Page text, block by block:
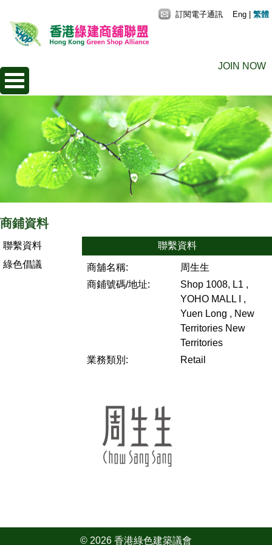
JOIN NOW
訂閱電子通訊 Eng 繁體
商鋪資料
聯繫資料
綠色倡議
聯繫資料
商舖名稱:
周生生
商鋪號碼/地址:
Shop 1008, L1 ,
YOHO MALL I ,
Yuen Long , New
Territories New
Territories
業務類別:
Retail
© 2026 香港綠色建築議會